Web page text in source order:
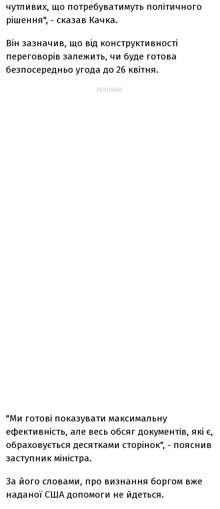
чутливих, що потребуватимуть політичного
рішення", - сказав Качка.
Він зазначив, що від конструктивності
переговорів залежить, чи буде готова
безпосередньо угода до 26 квітня.
РЕКЛАМА:
"Ми готові показувати максимальну
ефективність, але весь обсяг документів, які є,
обраховується десятками сторінок", - пояснив
заступник міністра.
За його словами, про визнання боргом вже
наданої США допомоги не йдеться.